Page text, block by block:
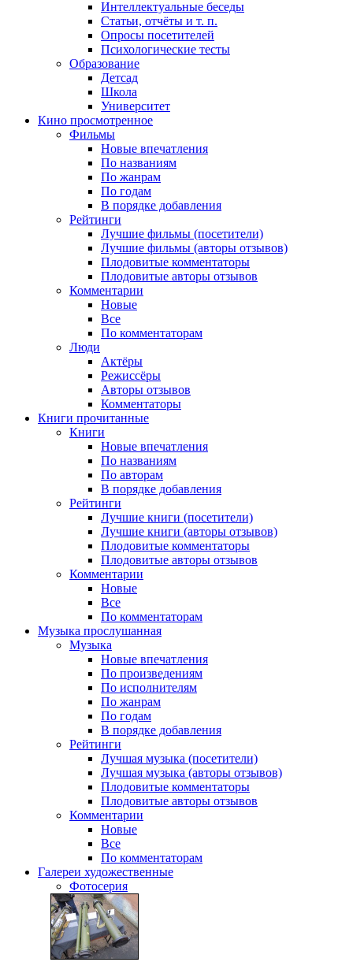
Интеллектуальные беседы
Статьи, отчёты и т. п.
Опросы посетителей
Психологические тесты
Образование
Детсад
Школа
Университет
Кино просмотренное
Фильмы
Новые впечатления
По названиям
По жанрам
По годам
В порядке добавления
Рейтинги
Лучшие фильмы (посетители)
Лучшие фильмы (авторы отзывов)
Плодовитые комментаторы
Плодовитые авторы отзывов
Комментарии
Новые
Все
По комментаторам
Люди
Актёры
Режиссёры
Авторы отзывов
Комментаторы
Книги прочитанные
Книги
Новые впечатления
По названиям
По авторам
В порядке добавления
Рейтинги
Лучшие книги (посетители)
Лучшие книги (авторы отзывов)
Плодовитые комментаторы
Плодовитые авторы отзывов
Комментарии
Новые
Все
По комментаторам
Музыка прослушанная
Музыка
Новые впечатления
По произведениям
По исполнителям
По жанрам
По годам
В порядке добавления
Рейтинги
Лучшая музыка (посетители)
Лучшая музыка (авторы отзывов)
Плодовитые комментаторы
Плодовитые авторы отзывов
Комментарии
Новые
Все
По комментаторам
Галереи художественные
Фотосерия